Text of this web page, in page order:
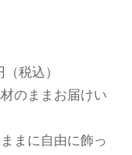
税込）
のままお届けい
まに自由に飾っ